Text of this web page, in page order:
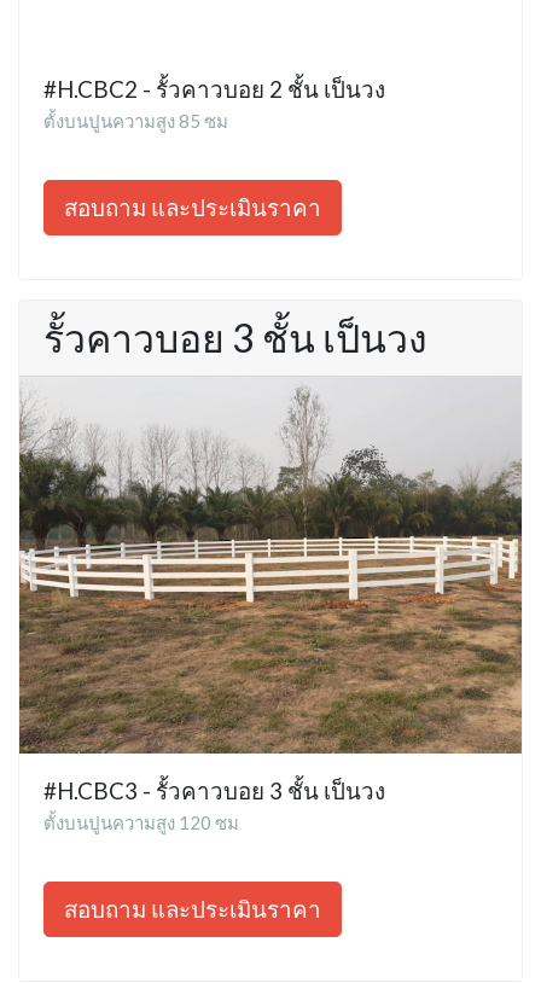
#H.CBC2 - รั้วคาวบอย 2 ชั้น เป็นวง
ตั้งบนปูนความสูง 85 ซม
สอบถาม และประเมินราคา
รั้วคาวบอย 3 ชั้น เป็นวง
#H.CBC3 - รั้วคาวบอย 3 ชั้น เป็นวง
ตั้งบนปูนความสูง 120 ซม
สอบถาม และประเมินราคา